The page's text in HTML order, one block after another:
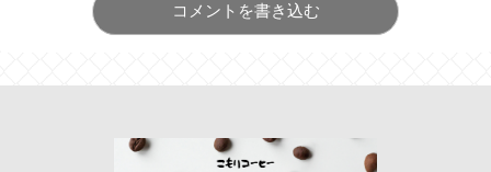
コメントを書き込む